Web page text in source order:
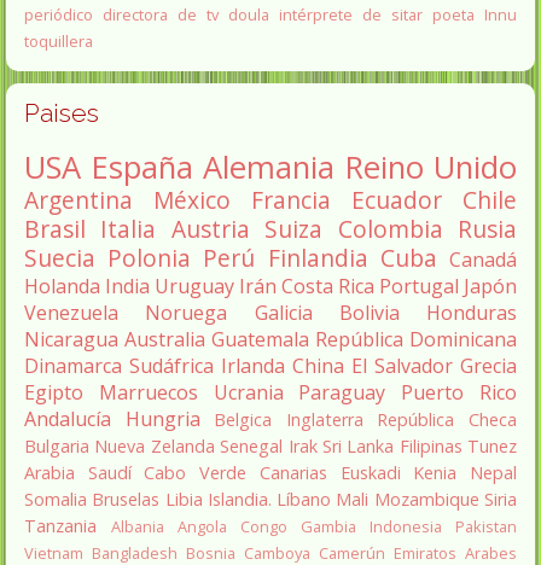
periódico directora de tv doula intérprete de sitar poeta Innu
toquillera
Paises
USA España Alemania Reino Unido
Argentina México Francia Ecuador
Chile
Brasil Italia Austria Suiza Colombia Rusia
Suecia Polonia Perú Finlandia Cuba Canadá
Holanda India Uruguay Irán Costa Rica Portugal Japón
Venezuela
Noruega Galicia Bolivia
Honduras
Nicaragua Australia Guatemala República Dominicana
Dinamarca Sudáfrica Irlanda China El Salvador Grecia
Egipto
Marruecos Ucrania Paraguay
Puerto Rico
Andalucía
Hungria Belgica Inglaterra
República Checa
Bulgaria Nueva Zelanda Senegal Irak Sri Lanka Filipinas Tunez
Arabia Saudí Cabo Verde Canarias Euskadi Kenia
Nepal
Somalia Bruselas Libia Islandia. Líbano Mali Mozambique Siria
Tanzania
Albania Angola Congo Gambia Indonesia
Pakistan
Vietnam Bangladesh Bosnia Camboya Camerún Emiratos Arabes